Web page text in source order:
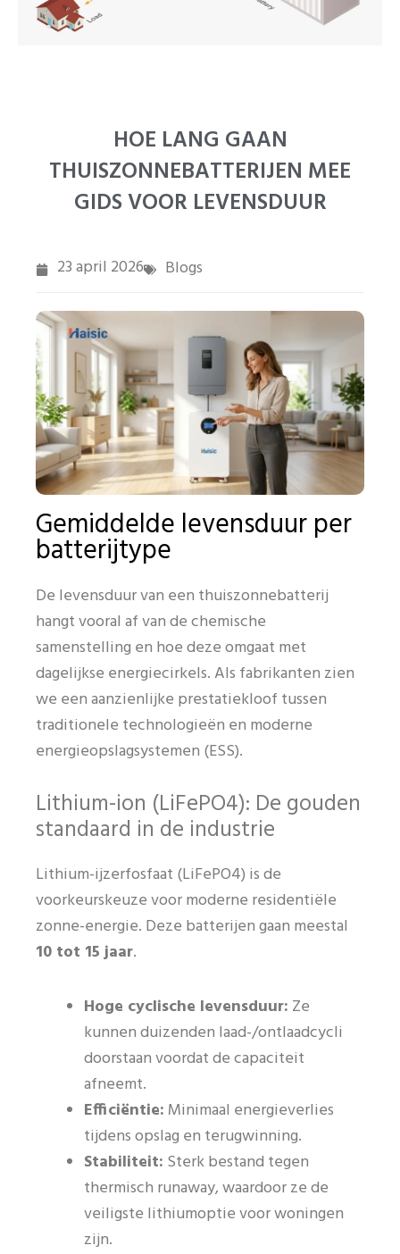
HOE LANG GAAN
THUISZONNEBATTERIJEN MEE
GIDS VOOR LEVENSDUUR
23 april 2026 Blogs
Gemiddelde levensduur per
batterijtype
De levensduur van een thuiszonnebatterij
hangt vooral af van de chemische
samenstelling en hoe deze omgaat met
dagelijkse energiecirkels. Als fabrikanten zien
we een aanzienlijke prestatiekloof tussen
traditionele technologieën en moderne
energieopslagsystemen (ESS).
Lithium-ion (LiFePO4): De gouden
standaard in de industrie
Lithium-ijzerfosfaat (LiFePO4) is de
voorkeurskeuze voor moderne residentiële
zonne-energie. Deze batterijen gaan meestal
10 tot 15 jaar.
Hoge cyclische levensduur: Ze
kunnen duizenden laad-/ontlaadcycli
doorstaan voordat de capaciteit
afneemt.
Efficiëntie: Minimaal energieverlies
tijdens opslag en terugwinning.
Stabiliteit: Sterk bestand tegen
thermisch runaway, waardoor ze de
veiligste lithiumoptie voor woningen
zijn.